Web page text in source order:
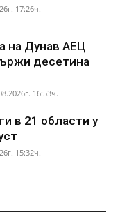
17:26ч.
на Дунав АЕЦ
десетина
16:53ч.
в 21 области у
15:32ч.